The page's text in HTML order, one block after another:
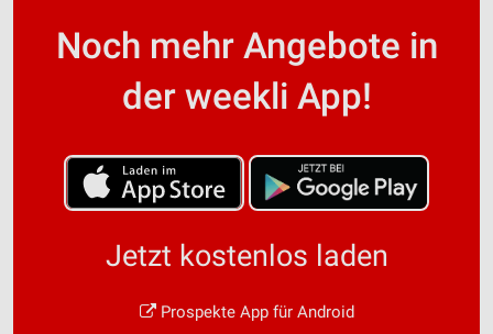
Noch mehr Angebote in
der weekli App!
Jetzt kostenlos laden
Prospekte App für Android